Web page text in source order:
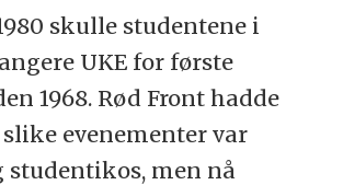
skulle studentene i
UKE for første
1968. Rød Front hadde
evenementer var
studentikos, men nå